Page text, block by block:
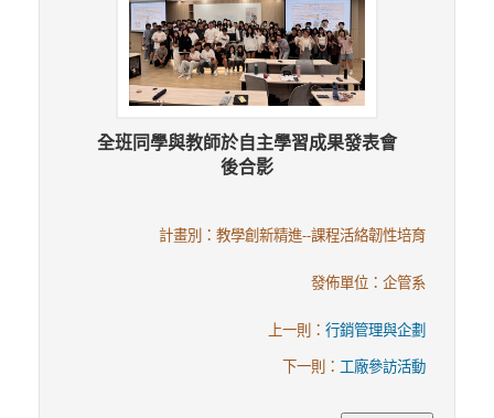
全班同學與教師於自主學習成果發表會
後合影
計畫別：教學創新精進--課程活絡韌性培育
發佈單位：企管系
上一則：行銷管理與企劃
下一則： 工廠參訪活動